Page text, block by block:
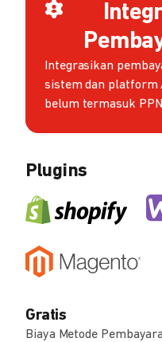
Integrasikan
sistem dan platform
belum termasuk
Plugins
Gratis
Biaya Metode